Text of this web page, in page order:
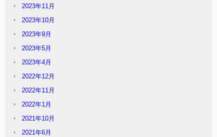
2023年11月
2023年10月
2023年9月
2023年5月
2023年4月
2022年12月
2022年11月
2022年1月
2021年10月
2021年6月